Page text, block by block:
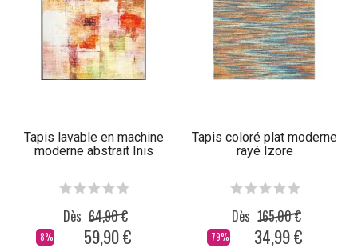
Tapis lavable en machine
moderne abstrait Inis
-8%
Dès 64,90 €
59,90 €
Tapis coloré plat moderne
rayé Izore
-79%
Dès 165,00 €
34,99 €